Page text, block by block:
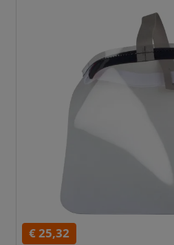
€ 25,32